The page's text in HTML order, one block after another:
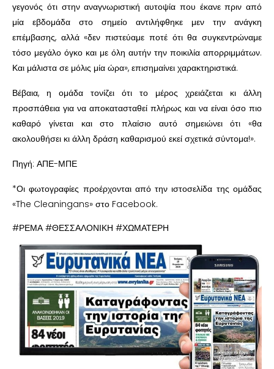
γεγονός ότι στην αναγνωριστική αυτοψία που έκανε πριν από
μία εβδομάδα στο σημείο αντιλήφθηκε μεν την ανάγκη
επέμβασης, αλλά «δεν πιστεύαμε ποτέ ότι θα συγκεντρώναμε
τόσο μεγάλο όγκο και με όλη αυτήν την ποικιλία απορριμμάτων.
Και μάλιστα σε μόλις μία ώρα», επισημαίνει χαρακτηριστικά.
Βέβαια, η ομάδα τονίζει ότι το μέρος χρειάζεται κι άλλη
προσπάθεια για να αποκατασταθεί πλήρως και να είναι όσο πιο
καθαρό γίνεται και στο πλαίσιο αυτό σημειώνει ότι «θα
ακολουθήσει κι άλλη δράση καθαρισμού εκεί σχετικά σύντομα!».
Πηγή: ΑΠΕ-ΜΠΕ
*Οι φωτογραφίες προέρχονται από την ιστοσελίδα της ομάδας
«The Cleaningans» στο Facebook.
#ΡΕΜΑ #ΘΕΣΣΑΛΟΝΙΚΗ #ΧΩΜΑΤΕΡΗ